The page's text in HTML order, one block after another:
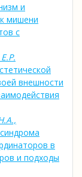
и
мишени
с
внешности
в
и подходы